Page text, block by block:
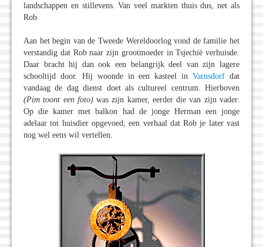
landschappen en stillevens. Van veel markten thuis dus, net als
Rob.
Aan het begin van de Tweede Wereldoorlog vond de familie het
verstandig dat Rob naar zijn grootmoeder in Tsjechië verhuisde.
Daar bracht hij dan ook een belangrijk deel van zijn lagere
schooltijd door. Hij woonde in een kasteel inVarnsdorf dat
vandaag de dag dienst doet als cultureel centrum. Hierboven
(Pim toont een foto)was zijn kamer, eerder die van zijn vader.
Op die kamer met balkon had de jonge Herman een jonge
adelaar tot huisdier opgevoed; een verhaal dat Rob je later vast
nog wel eens wil vertellen.